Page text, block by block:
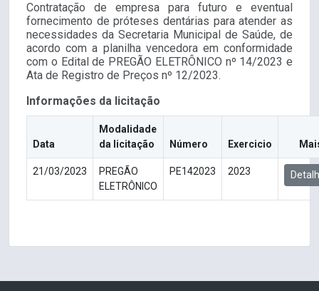
Contratação de empresa para futuro e eventual
fornecimento de próteses dentárias para atender as
necessidades da Secretaria Municipal de Saúde, de
acordo com a planilha vencedora em conformidade
com o Edital de PREGÃO ELETRÔNICO nº 14/2023 e
Ata de Registro de Preços nº 12/2023.
Informações da licitação
Data
Modalidade
da licitação
Número Exercicio
21/03/2023
PREGÃO
ELETRÔNICO
PE142023 2023